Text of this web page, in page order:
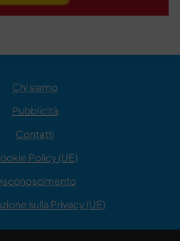
Chi siamo
Pubblicità
Contatti
Policy (UE)
sulla Privacy (UE)